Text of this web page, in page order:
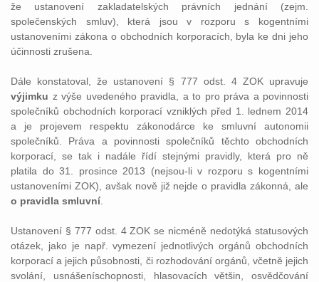
že ustanovení zakladatelských právních jednání (zejm.
společenských smluv), která jsou v rozporu s kogentními
ustanoveními zákona o obchodních korporacích, byla ke dni jeho
účinnosti zrušena.
Dále konstatoval, že ustanovení § 777 odst. 4 ZOK upravuje
výjimku z výše uvedeného pravidla, a to pro práva a povinnosti
společníků obchodních korporací vzniklých před 1. lednem 2014
a je projevem respektu zákonodárce ke smluvní autonomii
společníků. Práva a povinnosti společníků těchto obchodních
korporací, se tak i nadále řídí stejnými pravidly, která pro ně
platila do 31. prosince 2013 (nejsou-li v rozporu s kogentními
ustanoveními ZOK), avšak nově již nejde o pravidla zákonná, ale
o pravidla smluvní
Ustanovení § 777 odst. 4 ZOK se nicméně nedotýká statusových
otázek, jako je např. vymezení jednotlivých orgánů obchodních
korporací a jejich působnosti, či rozhodování orgánů, včetně jejich
svolání, usnášeníschopnosti, hlasovacích většin, osvědčování